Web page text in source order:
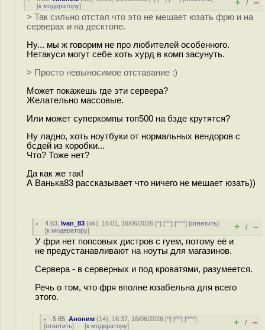
[к модератору] + / –
> Так сильно отстал что это не мешает юзать фрю и на
серверах и на десктопе.
Ну... мы ж говорим не про любителей особенного.
Нетакуси могут себе хоть хурд в комп засунуть.
> Просто невыносимое отставание :)
Может покажешь где эти сервера?
Желательно массовые.
Или может суперкомпы топ500 на бзде крутятся?
Ну ладно, хоть ноутбуки от нормальных вендоров с
бсдей из коробки...
Что? Тоже нет?
Да как же так!
А Ванька83 рассказывает что ничего не мешает юзать))
4.63 ,Ivan_83 (ok), 16:01, 16/06/2026 [^] [^^] [^^^] [ответить]
[к модератору] + / –
У фри нет попсовых дистров с гуем, потому её и
не предустанавливают на ноуты для магазинов.
Сервера - в серверных и под кроватями, разумеется.
Речь о том, что фря вполне юзабельна для всего
этого.
5.85 ,Аноним (14), 16:37, 16/06/2026 [^] [^^] [^^^]
[ответить] [к модератору] + / –